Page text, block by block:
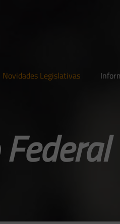
Novidades Legislativas